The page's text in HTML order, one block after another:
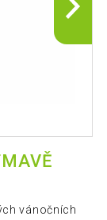
vánočních